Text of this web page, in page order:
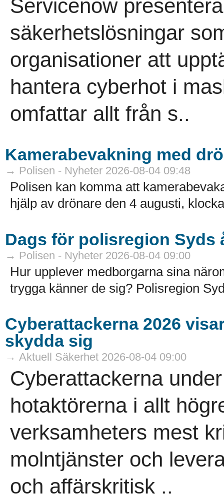
Servicenow
säkerhetslösningar
organisationer att
hantera cyberhot i
omfattar allt från s..
Kamerabevakning med
→ Polisen - Nyheter 2026-08-04 09:48
Polisen kan komma att
hjälp av drönare den 4 augusti,
Dags för polisregion
→ Polisen - Nyheter 2026-08-04 09:00
Hur upplever medborgarna sina
trygga känner de sig? Polisregion
Cyberattackerna 2026
skydda sig
→ Aktuell Säkerhet 2026-08-04 09:00
Cyberattackerna
hotaktörerna i allt
verksamheters mest
molntjänster och
och affärskritisk ..